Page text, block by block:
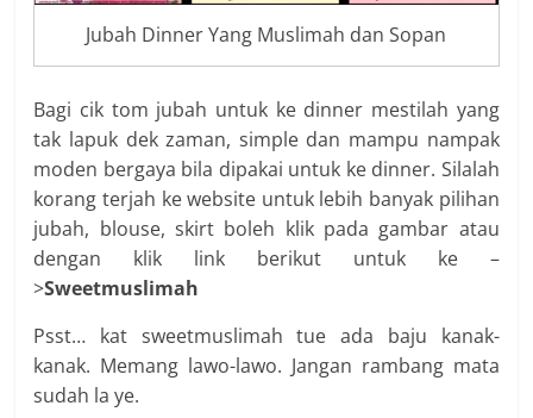
Jubah Dinner Yang Muslimah dan Sopan
Bagi cik tom jubah untuk ke dinner mestilah yang
tak lapuk dek zaman, simple dan mampu nampak
moden bergaya bila dipakai untuk ke dinner. Silalah
korang terjah ke website untuk lebih banyak pilihan
jubah, blouse, skirt boleh klik pada gambar atau
dengan klik link berikut untuk ke –
>Sweetmuslimah
Psst… kat sweetmuslimah tue ada baju kanak-
kanak. Memang lawo-lawo. Jangan rambang mata
sudah la ye.